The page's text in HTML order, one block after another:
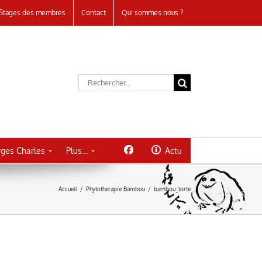
des membres Contact Qui sommes nous ?
Rechercher:
Charles Plus… Actu
Accueil / Phytotherapie Bambou / bambou_torte